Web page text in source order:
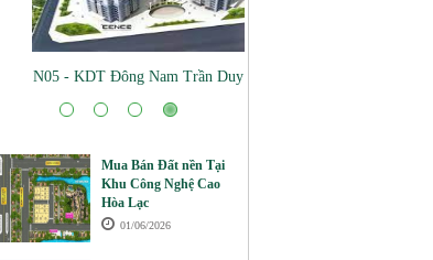
N05 - KDT Đông Nam Trần Duy Hưng
Mua Bán Đất nền Tại
Khu Công Nghệ Cao
Hòa Lạc
01/06/2026